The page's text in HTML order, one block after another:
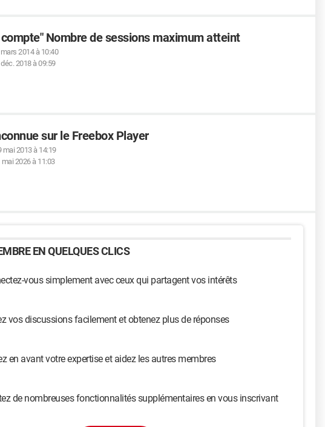
Nombre de sessions maximum atteint
2014 à 10:40
déc. 2018 à 09:59
sur le Freebox Player
mai 2013 à 14:19
mai 2026 à 11:03
EN QUELQUES CLICS
vous simplement avec ceux qui partagent vos intérêts
vos discussions facilement et obtenez plus de réponses
en avant votre expertise et aidez les autres membres
de nombreuses fonctionnalités supplémentaires en vous inscrivant